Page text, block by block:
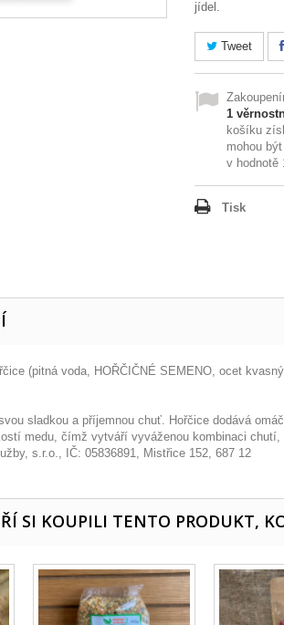
jídel.
Tweet
1
košíku
mohou
v hodnotě
Tisk
(pitná voda, HOŘČIČNÉ SEMENO, ocet
sladkou a příjemnou chuť. Hořčice dodává
medu, čímž vytváří vyváženou kombinaci
s.r.o., IČ: 05836891, Mistřice 152, 687 12
SI KOUPILI TENTO PRODUKT,